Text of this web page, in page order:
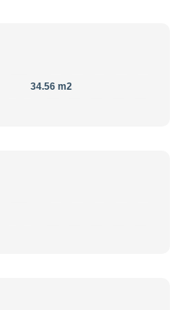
34.56 m2